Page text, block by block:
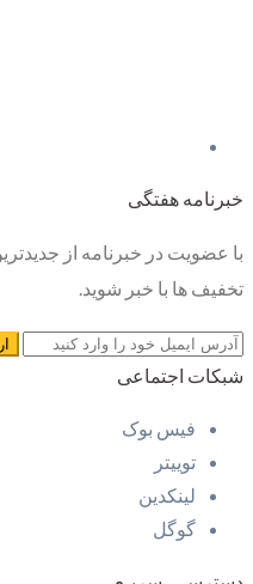
خبرنامه هفتگی
با عضویت در خبرنامه از
تخفیف ها با خبر شوید.
شبکات اجتماعی
فیس بوک
توییتر
لینکدین
گوگل